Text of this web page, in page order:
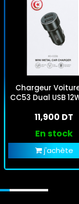
Chargeur
CC53 Dual USB
11,900 DT
En stock
j'achète